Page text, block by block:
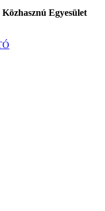
Egyesület